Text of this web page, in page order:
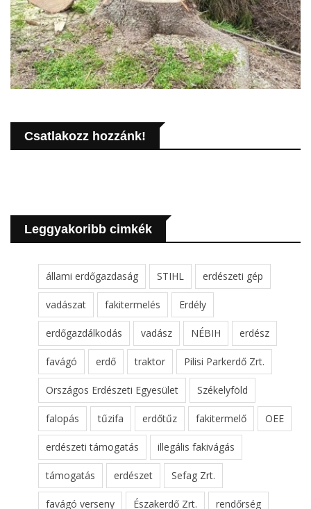
Csatlakozz hozzánk!
Leggyakoribb cimkék
állami erdőgazdaság STIHL erdészeti gép
vadászat fakitermelés Erdély
erdőgazdálkodás vadász NÉBIH erdész
favágó erdő traktor Pilisi Parkerdő Zrt.
Országos Erdészeti Egyesület Székelyföld
falopás tűzifa erdőtűz fakitermelő OEE
erdészeti támogatás illegális fakivágás
támogatás erdészet Sefag Zrt.
favágó verseny Északerdő Zrt. rendőrség